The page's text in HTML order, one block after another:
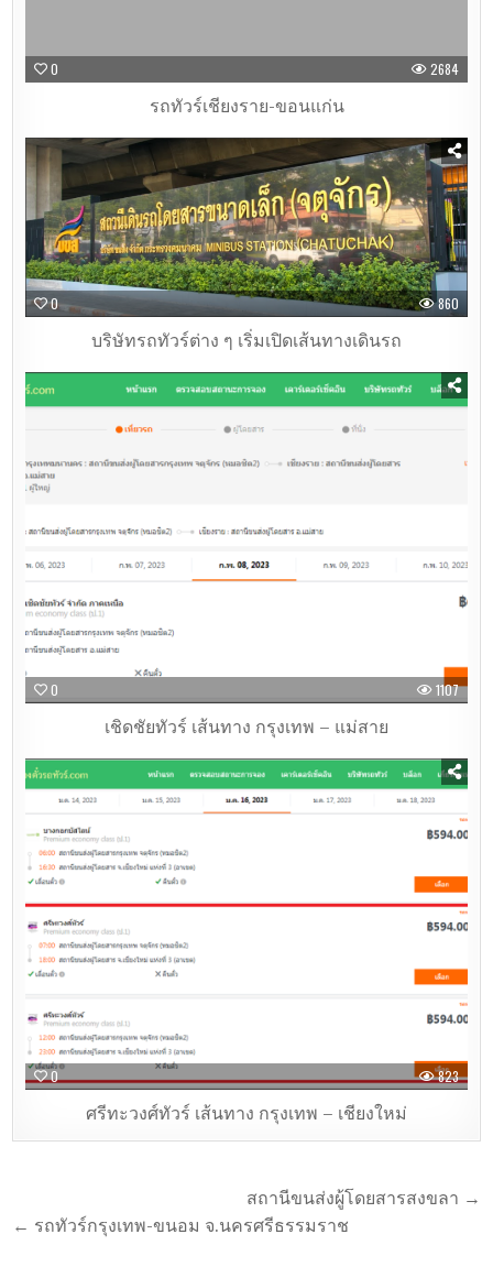
0 2684
รถทัวร์เชียงราย-ขอนแก่น
0 860
บริษัทรถทัวร์ต่าง ๆ เริ่มเปิดเส้นทางเดินรถ
0 1107
เชิดชัยทัวร์ เส้นทาง กรุงเทพ – แม่สาย
0 823
ศรีทะวงศ์ทัวร์ เส้นทาง กรุงเทพ – เชียงใหม่
สถานีขนส่งผู้โดยสารสงขลา →
← รถทัวร์กรุงเทพ-ขนอม จ.นครศรีธรรมราช